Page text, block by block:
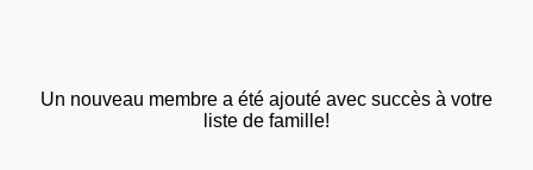
Un nouveau membre a été ajouté avec succès à votre
liste de famille!